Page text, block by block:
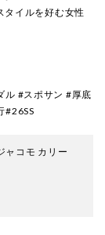
タイルを好む女性
ル #スポサン #厚底
#26SS
ャコモ カリー